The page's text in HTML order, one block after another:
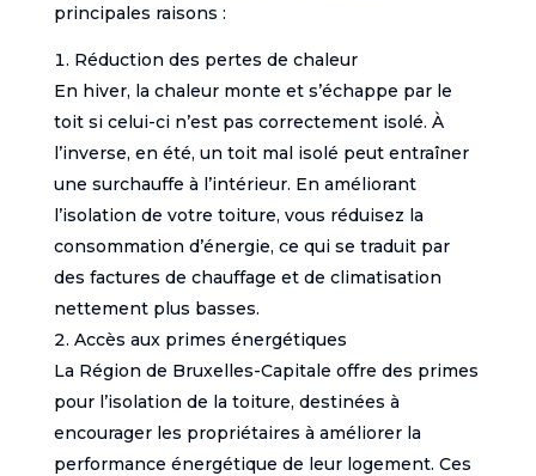
principales raisons :
Réduction des pertes de chaleur
En hiver, la chaleur monte et s’échappe par le
toit si celui-ci n’est pas correctement isolé. À
l’inverse, en été, un toit mal isolé peut entraîner
une surchauffe à l’intérieur. En améliorant
l’isolation de votre toiture, vous réduisez la
consommation d’énergie, ce qui se traduit par
des factures de chauffage et de climatisation
nettement plus basses.
Accès aux primes énergétiques
La Région de Bruxelles-Capitale offre des primes
pour l’isolation de la toiture, destinées à
encourager les propriétaires à améliorer la
performance énergétique de leur logement. Ces